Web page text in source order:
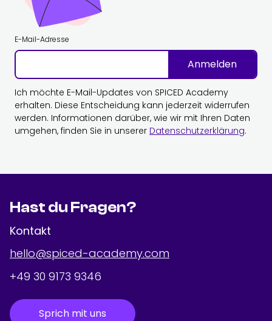
E-Mail-Adresse
Anmelden
Ich möchte E-Mail-Updates von SPICED Academy
erhalten. Diese Entscheidung kann jederzeit widerrufen
werden. Informationen darüber, wie wir mit Ihren Daten
umgehen, finden Sie in unserer Datenschutzerklärung.
Hast du Fragen?
Kontakt
hello@spiced-academy.com
+49 30 9173 9346
Sprich mit uns